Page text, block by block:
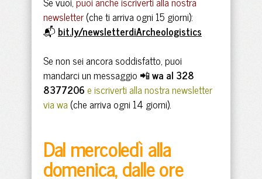
newsletter(che ti arriva ogni 15 giorni):
📬bit.ly/newsletterdiArcheologistics
Se non sei ancora soddisfatto, puoi
mandarci un messaggio 📲wa al 328
8377206eiscriverti alla nostra newsletter
via wa(che arriva ogni 14 giorni).
Dal mercoledì alla
domenica, dalle ore